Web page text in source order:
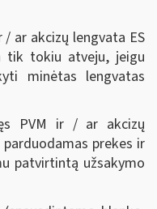
ar akcizų lengvata ES
tik tokiu atveju, jeigu
minėtas lengvatas
PVM ir / ar akcizų
prekes ir
patvirtintą užsakymo